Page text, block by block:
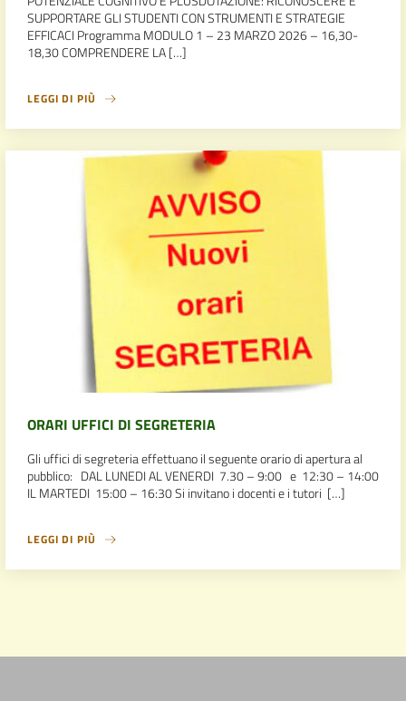
SUPPORTARE GLI STUDENTI CON STRUMENTI E STRATEGIE
EFFICACI Programma MODULO 1 – 23 MARZO 2026 – 16,30-
18,30 COMPRENDERE LA […]
LEGGI DI PIÙ
ORARI UFFICI DI SEGRETERIA
Gli uffici di segreteria effettuano il seguente orario di apertura al
pubblico: DAL LUNEDI AL VENERDI 7.30 – 9:00 e 12:30 – 14:00
IL MARTEDI 15:00 – 16:30 Si invitano i docenti e i tutori […]
LEGGI DI PIÙ